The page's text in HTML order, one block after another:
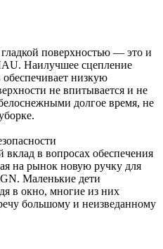
поверхностью — это и
Наилучшее сцепление
низкую
не впитывается и не
долгое время, не
в вопросах обеспечения
на рынок новую ручку для
Маленькие дети
в окно, многие из них
большому и неизведанному